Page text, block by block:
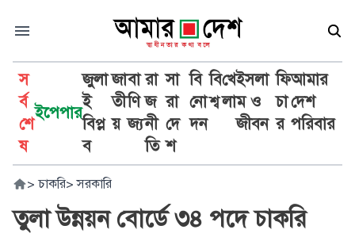
স
র্ব
শে
ষ
ইপেপার
জুলা
ই
বিপ্ল
ব
জা
তী
য়
বা
ণি
জ্য
রা
জ
নী
তি
সা
রা
দে
শ
বি
নো
দন
বি
শ্ব
খে
লা
ইসলা
ম ও
জীবন
ফি
চা
র
আমার
দেশ
পরিবার
> চাকরি> সরকারি
তুলা উন্নয়ন বোর্ডে ৩৪ পদে চাকরি